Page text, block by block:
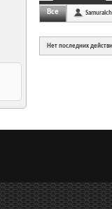
Все
Нет последних